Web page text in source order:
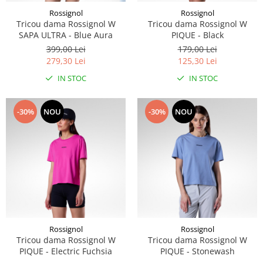
Manusi
Geci ski copii
Bluze
Manusi
Spring Collection-Rossignol
Incaltaminte
Barbati
Rossignol
Tricou dama Rossignol W
SAPA ULTRA - Blue Aura
399,00 Lei
279,30 Lei
IN STOC
Rossignol
Tricou dama Rossignol W
PIQUE - Black
179,00 Lei
125,30 Lei
IN STOC
-30% NOU
Rossignol
Tricou dama Rossignol W
PIQUE - Electric Fuchsia
-30% NOU
Rossignol
Tricou dama Rossignol W
PIQUE - Stonewash